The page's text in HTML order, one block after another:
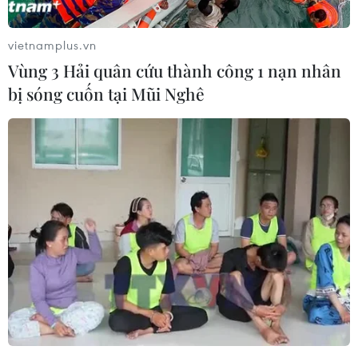
Hà Nội: 1 người đàn ông bị chó béc giê nhà
cắn tử vong
23/08/2018 04:34
Bệnh nhân ở nhà khi thấy 2 con chó nhà cắn nhau, liền
cầm nạng đánh vào con chó để can ngăn, sau đó cả 2
con chó quay lại cắn chủ vào vùng cổ.
vietnamplus.vn
Vùng 3 Hải quân cứu thành công 1 nạn nhân
bị sóng cuốn tại Mũi Nghê